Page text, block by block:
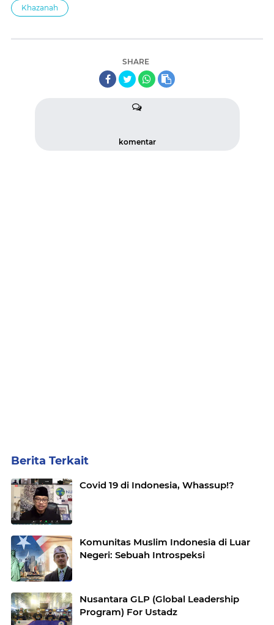
Khazanah
SHARE
komentar
Berita Terkait
Covid 19 di Indonesia, Whassup!?
Komunitas Muslim Indonesia di Luar
Negeri: Sebuah Introspeksi
Nusantara GLP (Global Leadership
Program) For Ustadz